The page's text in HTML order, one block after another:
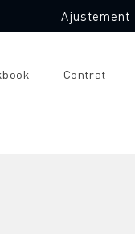
Ajustement
Contrat